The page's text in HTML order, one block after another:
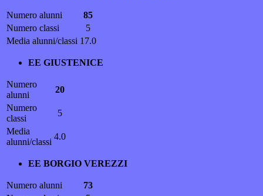
Numero alunni
85
Numero classi
5
Media alunni/classi 17.0
EE GIUSTENICE
Numero
alunni
20
Numero
classi
5
Media
alunni/classi
4.0
EE BORGIO VEREZZI
Numero alunni
73